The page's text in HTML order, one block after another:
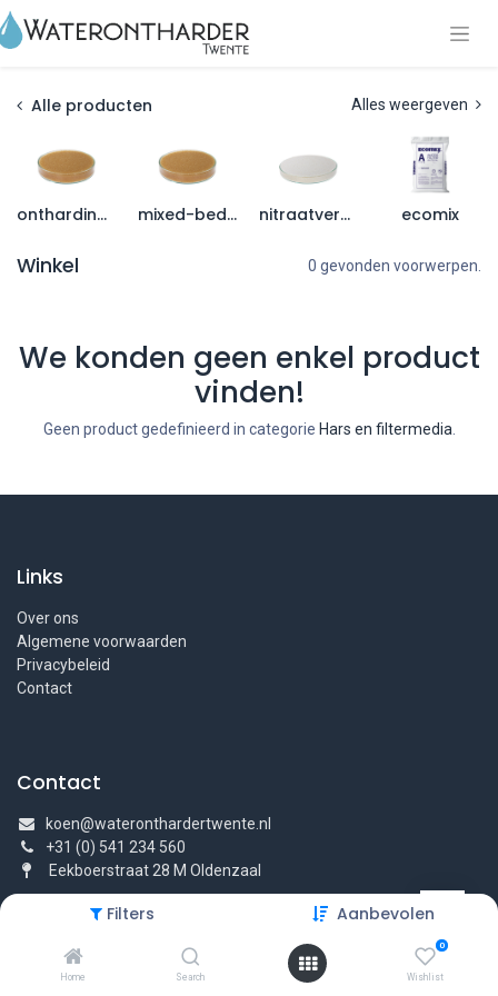
Filters Aanbevolen
Home Search
0
Wishlist
Alle producten Alles weergeven
onthardingshars mixed-bed hars nitraatverwijdering hars ecomix
Winkel 0 gevonden voorwerpen.
We konden geen enkel product
vinden!
Geen product gedefinieerd in categorie Hars en filtermedia
Links
Over ons
Algemene voorwaarden
Privacybeleid
Contact
Contact
koen@wateronthardertwente.nl
+31 (0) 541 234 560
Eekboerstraat 28 M Oldenzaal